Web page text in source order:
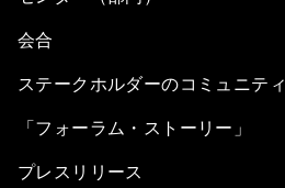
会合
ステークホルダーのコミュニティ
「フォーラム・ストーリー」
プレスリリース